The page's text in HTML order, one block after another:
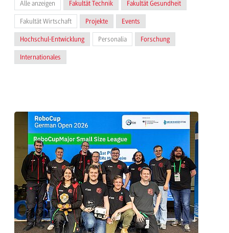
Alle anzeigen Fakultät Technik Fakultät Gesundheit
Fakultät Wirtschaft Projekte Events
Hochschul-Entwicklung Personalia Forschung
Internationales